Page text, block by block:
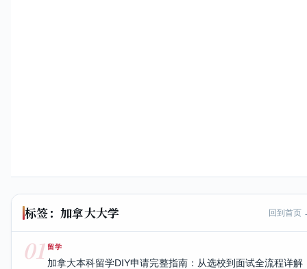
标签：加拿大大学 回到首页
01 留学
加拿大本科留学DIY申请完整指南：从选校到面试全流程详解